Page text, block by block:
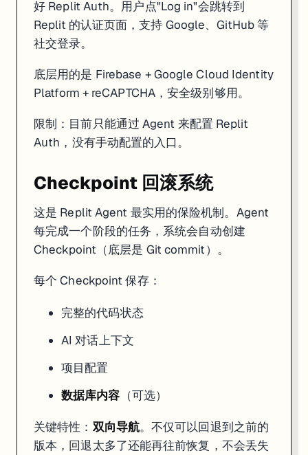
好 Replit Auth。用户点"Log in"会跳转到
Replit 的认证页面，支持 Google、GitHub 等
社交登录。
底层用的是 Firebase + Google Cloud Identity
Platform + reCAPTCHA，安全级别够用。
限制：目前只能通过 Agent 来配置 Replit
Auth，没有手动配置的入口。
Checkpoint 回滚系统
这是 Replit Agent 最实用的保险机制。Agent
每完成一个阶段的任务，系统会自动创建
Checkpoint（底层是 Git commit）。
每个 Checkpoint 保存：
完整的代码状态
AI 对话上下文
项目配置
数据库内容 （可选）
关键特性： 双向导航。不仅可以回退到之前的
版本，回退太多了还能再往前恢复，不会丢失